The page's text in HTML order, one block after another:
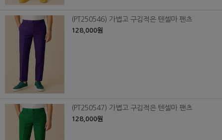
(PT250546) 가볍고 구김적은 텐셀마 팬츠
128,000원
(PT250547) 가볍고 구김적은 텐셀마 팬츠
128,000원